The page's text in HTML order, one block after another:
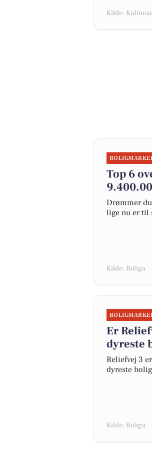
Kilde:
Top 6
Drømmer
lige nu er til
Kilde: Boliga
Er
dyreste
Reliefvej 3
dyreste
Kilde: Boliga